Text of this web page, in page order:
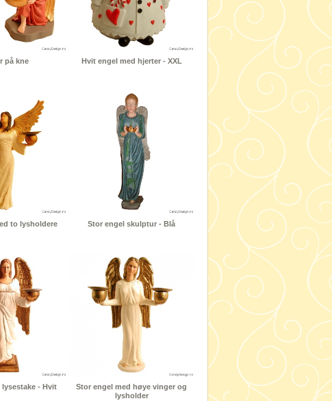
på kne Hvit engel med hjerter - XXL
to lysholdere Stor engel skulptur - Blå
lysestake - Hvit
Stor engel med høye vinger og
lysholder